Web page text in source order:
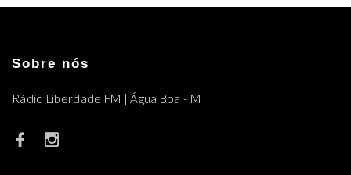
Sobre nós
Rádio Liberdade FM | Água Boa - MT